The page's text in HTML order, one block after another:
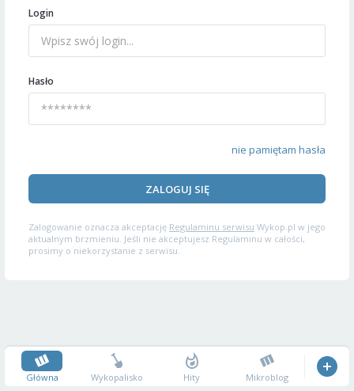
Login
Hasło
nie pamiętam hasła
ZALOGUJ SIĘ
Zalogowanie oznacza akceptację Regulaminu serwisu Wykop.pl w jego
aktualnym brzmieniu. Jeśli nie akceptujesz Regulaminu w całości,
prosimy o niekorzystanie z serwisu.
Główna Wykopalisko Hity Mikroblog